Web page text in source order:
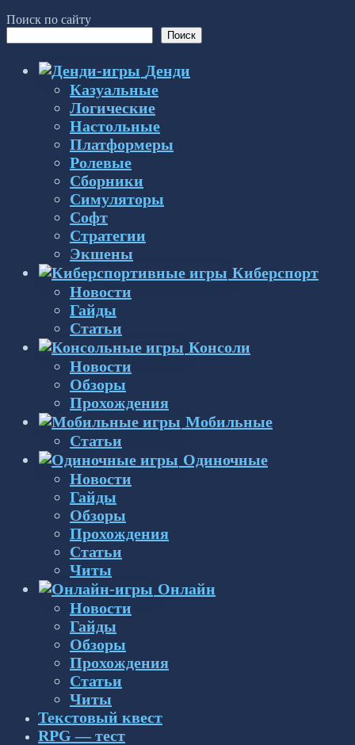
Поиск по сайту
Поиск
Денди
Казуальные
Логические
Настольные
Платформеры
Ролевые
Сборники
Симуляторы
Софт
Стратегии
Экшены
Киберспорт
Новости
Гайды
Статьи
Консоли
Новости
Обзоры
Прохождения
Мобильные
Статьи
Одиночные
Новости
Гайды
Обзоры
Прохождения
Статьи
Читы
Онлайн
Новости
Гайды
Обзоры
Прохождения
Статьи
Читы
Текстовый квест
RPG — тест